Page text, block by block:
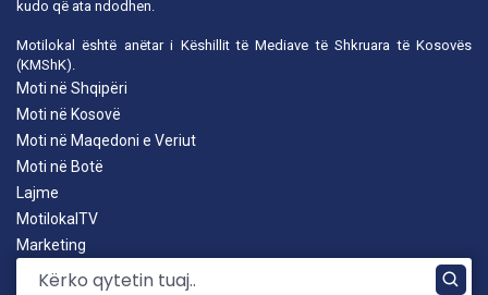
kudo që ata ndodhen.
Motilokal është anëtar i Këshillit të Mediave të Shkruara të Kosovës
(KMShK).
Moti në Shqipëri
Moti në Kosovë
Moti në Maqedoni e Veriut
Moti në Botë
Lajme
MotilokalTV
Marketing